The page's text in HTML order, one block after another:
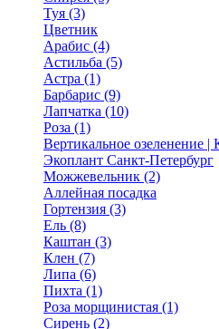
Туя (3)
Цветник
Арабис (4)
Астильба (5)
Астра (1)
Барбарис (9)
Лапчатка (10)
Роза (1)
Вертикальное озеленение |
Экоплант Санкт-Петербург
Можжевельник (2)
Аллейная посадка
Гортензия (3)
Ель (8)
Каштан (3)
Клен (7)
Липа (6)
Пихта (1)
Роза морщинистая (1)
Сирень (2)